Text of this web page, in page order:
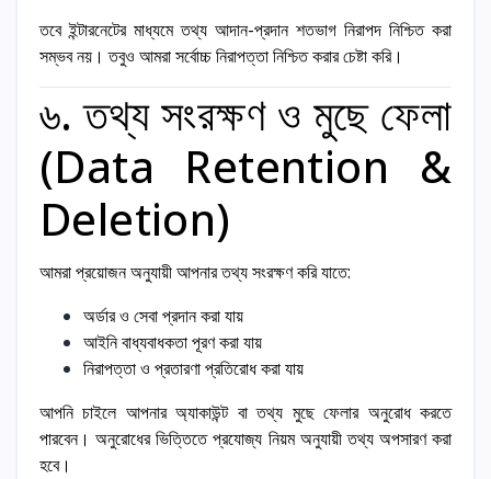
তবে ইন্টারনেটের মাধ্যমে তথ্য আদান-প্রদান শতভাগ নিরাপদ নিশ্চিত করা
সম্ভব নয়। তবুও আমরা সর্বোচ্চ নিরাপত্তা নিশ্চিত করার চেষ্টা করি।
৬. তথ্য সংরক্ষণ ও মুছে ফেলা
(Data Retention &
Deletion)
আমরা প্রয়োজন অনুযায়ী আপনার তথ্য সংরক্ষণ করি যাতে:
অর্ডার ও সেবা প্রদান করা যায়
আইনি বাধ্যবাধকতা পূরণ করা যায়
নিরাপত্তা ও প্রতারণা প্রতিরোধ করা যায়
আপনি চাইলে আপনার অ্যাকাউন্ট বা তথ্য মুছে ফেলার অনুরোধ করতে
পারবেন। অনুরোধের ভিত্তিতে প্রযোজ্য নিয়ম অনুযায়ী তথ্য অপসারণ করা
হবে।